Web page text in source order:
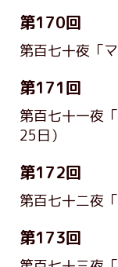
第170回
第百七十夜「
第171回
第百七十一夜
25日）
第172回
第百七十二夜「
第173回